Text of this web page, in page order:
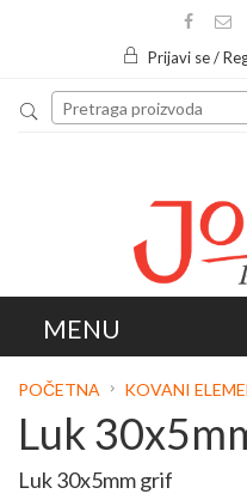
Prijavi se /
POČETNA KOVANI
Luk
Luk 30x5mm grif